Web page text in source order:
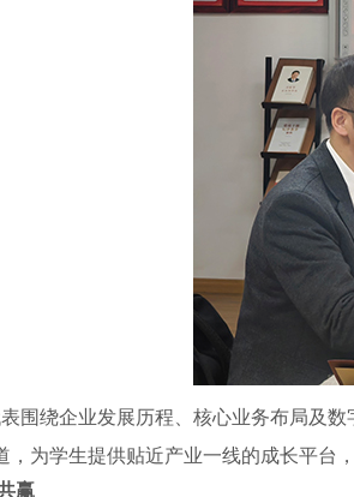
绕企业发展历程、核心业务布局及数
，为学生提供贴近产业一线的成长平台
赢